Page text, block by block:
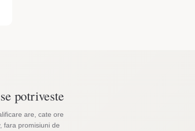
potriveste
are, cate ore
fara promisiuni de